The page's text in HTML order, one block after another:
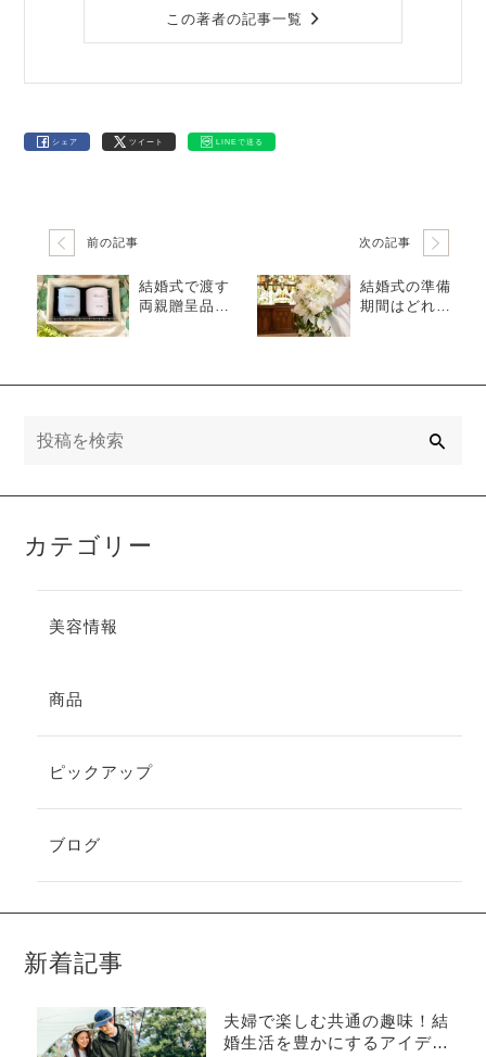
この著者の記事一覧
シェア ツイート LINEで送る
前の記事
結婚式で渡す
両親贈呈品は
人気
次の記事
結婚式の準備
期間はどれく
ールも紹介
カテゴリー
美容情報
商品
ピックアップ
ブログ
新着記事
夫婦で楽しむ共通の趣味！結
婚生活を豊かにするアイディ